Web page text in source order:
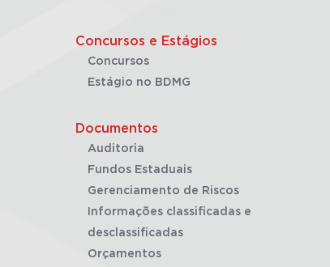
Concursos e Estágios
Concursos
Estágio no BDMG
Documentos
Auditoria
Fundos Estaduais
Gerenciamento de Riscos
Informações classificadas e
desclassificadas
Orçamentos